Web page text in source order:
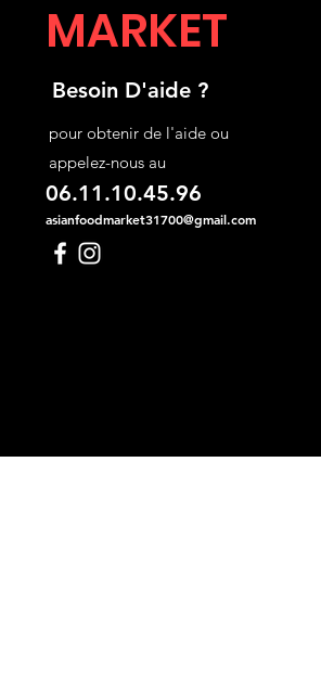
MARKET
Besoin D'aide ?
pour obtenir de l'aide ou
appelez-nous au
06.11.10.45.96
asianfoodmarket31700@gmail.com